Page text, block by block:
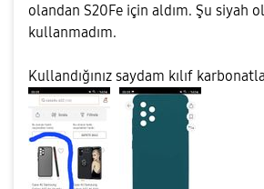
olandan S20Fe için aldım. Şu siyah
kullanmadım.
Kullandığınız saydam kılıf